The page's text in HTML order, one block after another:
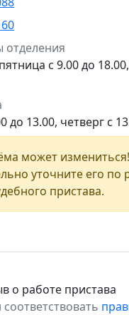
с 9.00 до
до 13.00, четверг с
может измениться!
уточните его по
пристава.
о работе пристава